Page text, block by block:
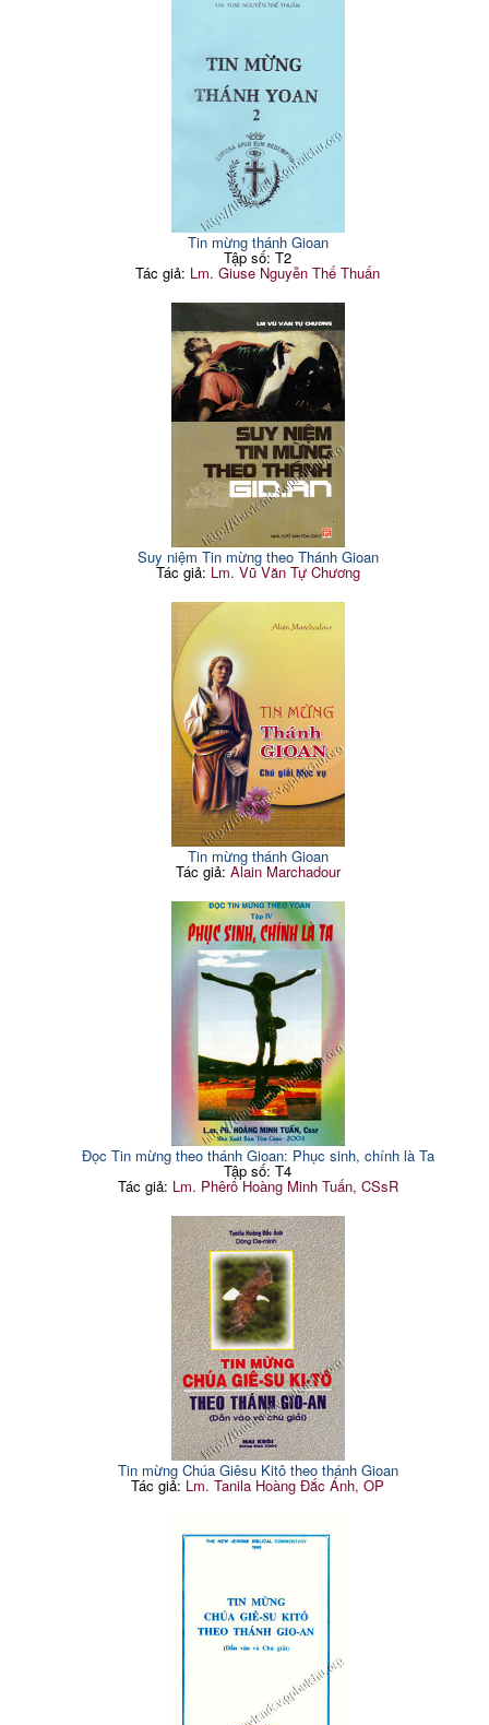
Tin mừng thánh Gioan
Tập số: T2
Tác giả: Lm. Giuse Nguyễn Thế Thuấn
Suy niệm Tin mừng theo Thánh Gioan
Tác giả: Lm. Vũ Văn Tự Chương
Tin mừng thánh Gioan
Tác giả: Alain Marchadour
Đọc Tin mừng theo thánh Gioan: Phục sinh, chính là Ta
Tập số: T4
Tác giả: Lm. Phêrô Hoàng Minh Tuấn, CSsR
Tin mừng Chúa Giêsu Kitô theo thánh Gioan
Tác giả: Lm. Tanila Hoàng Đắc Ánh, OP